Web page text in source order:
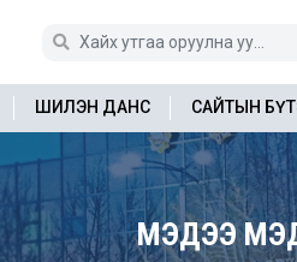
ШИЛЭН ДАНС САЙТЫН
МЭДЭЭ